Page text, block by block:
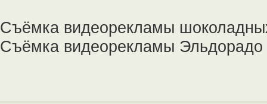
Съёмка видеорекламы
Съёмка видеорекламы Эльдорадо